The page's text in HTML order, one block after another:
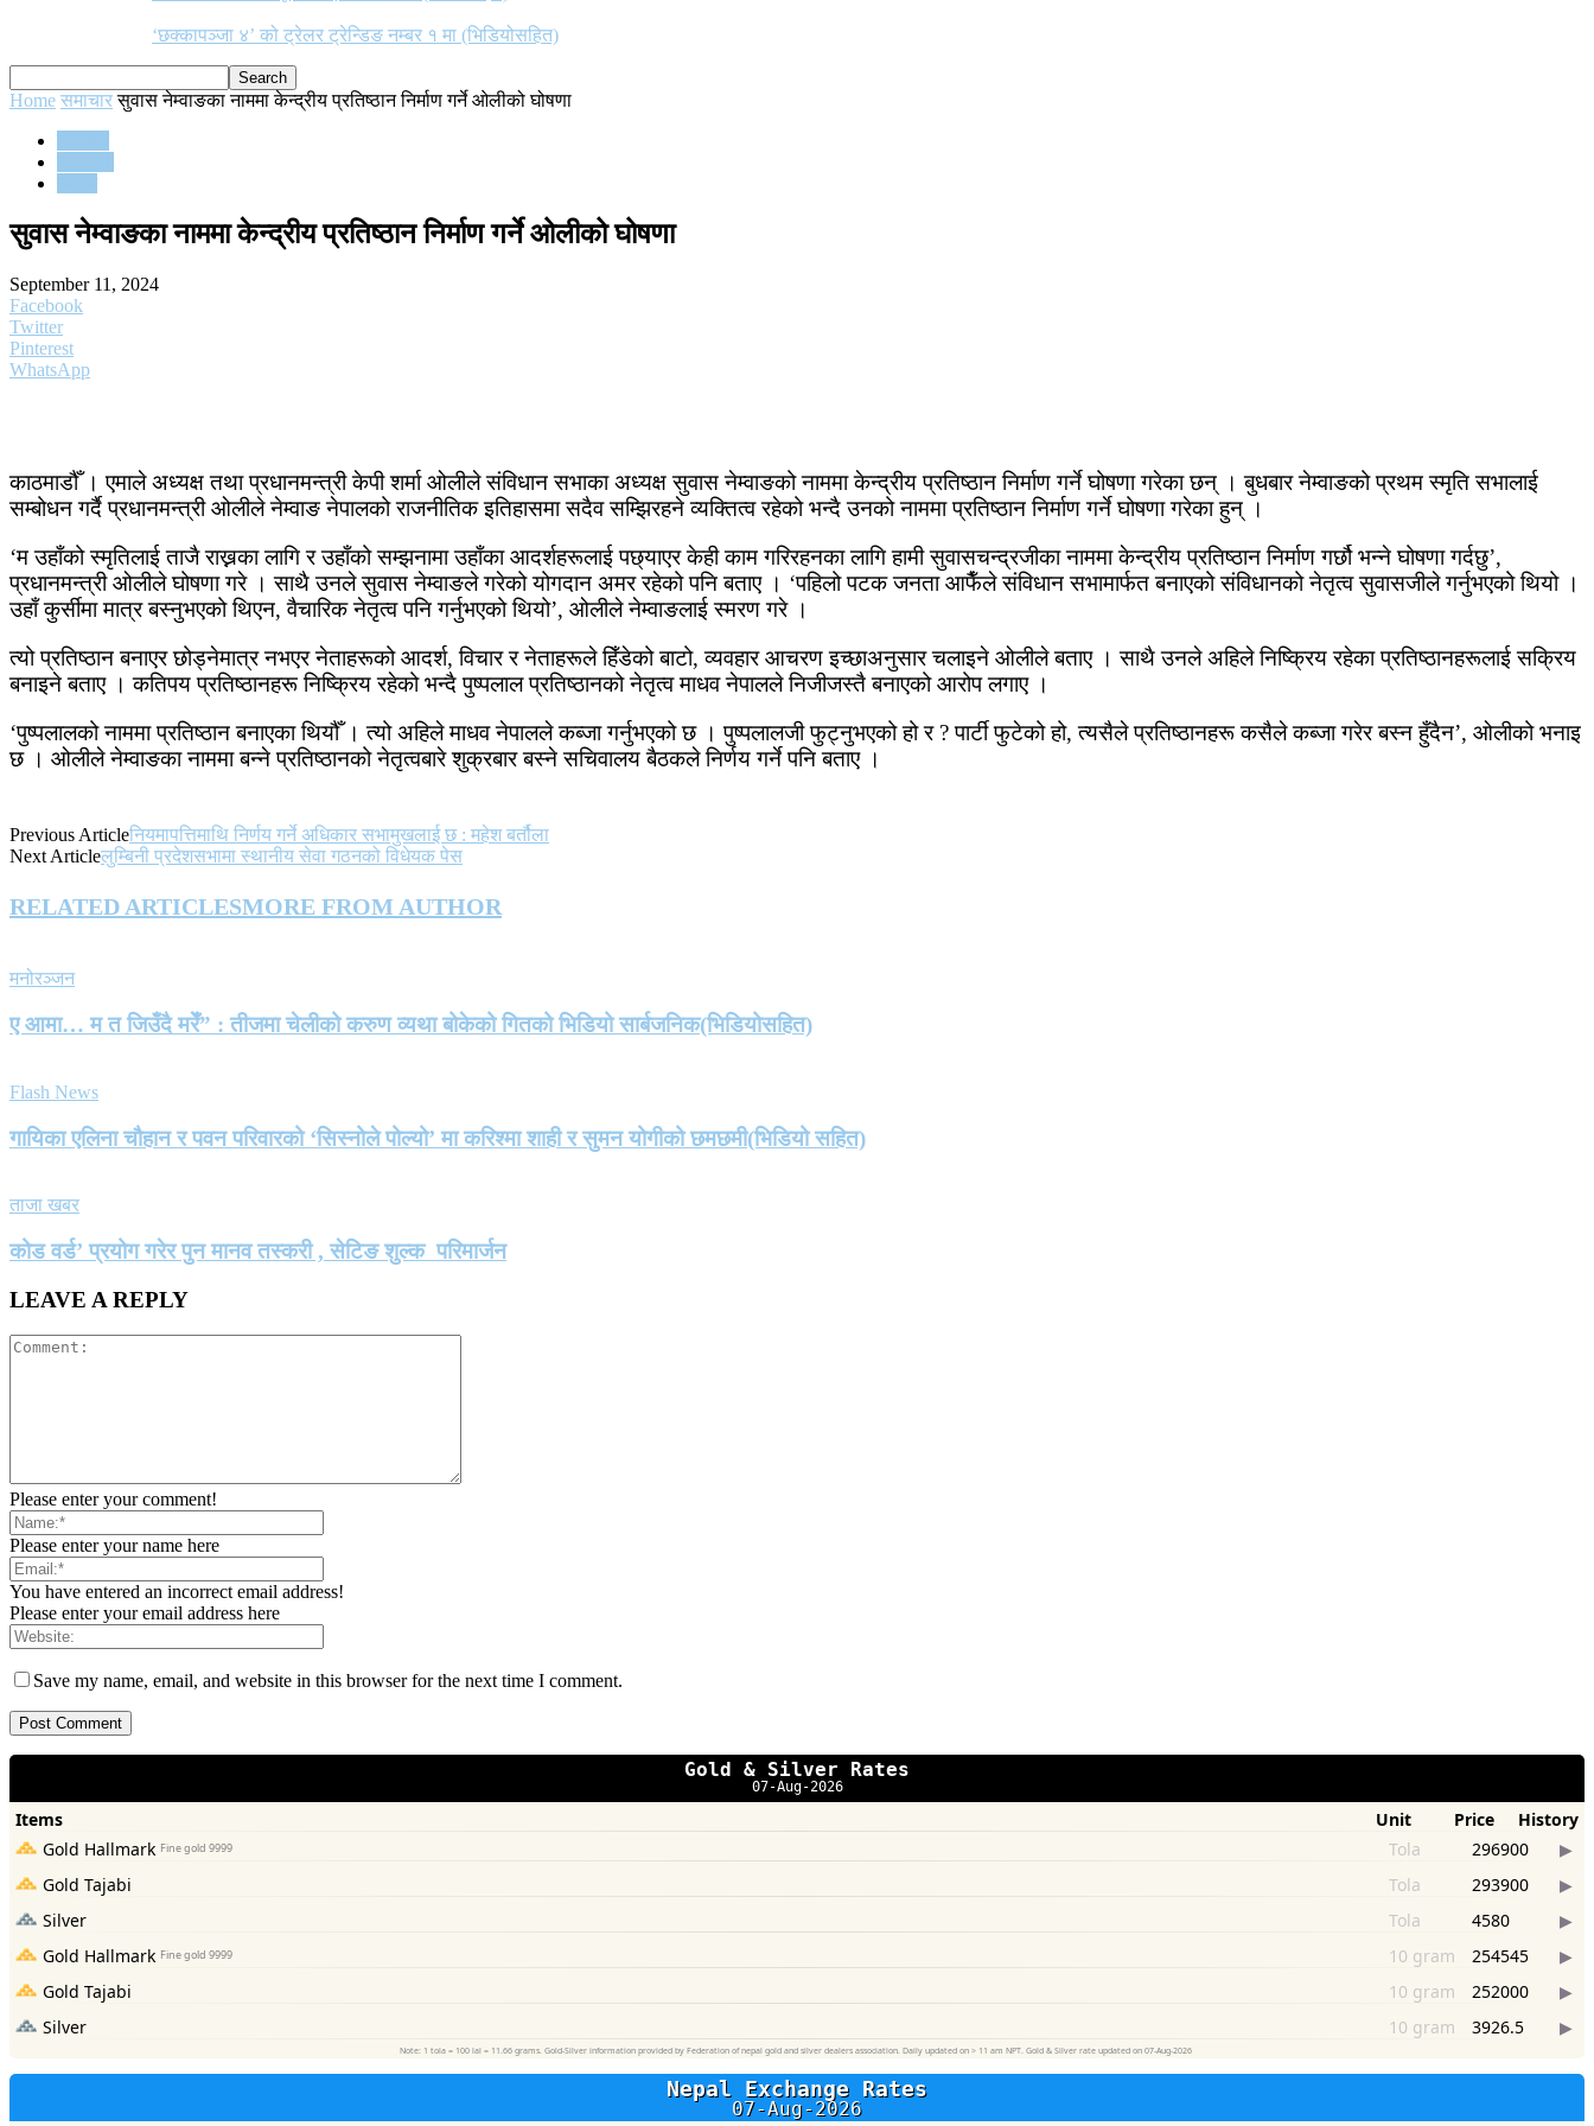
‘छक्कापञ्जा ४’ को ट्रेलर ट्रेन्डिङ नम्बर १ मा (भिडियोसहित)
Home समाचार सुवास नेम्वाङका नाममा केन्द्रीय प्रतिष्ठान निर्माण गर्ने ओलीको घोषणा
सुवास नेम्वाङका नाममा केन्द्रीय प्रतिष्ठान निर्माण गर्ने ओलीको घोषणा
September 11, 2024
Facebook
Twitter
Pinterest
WhatsApp
काठमाडौँ । एमाले अध्यक्ष तथा प्रधानमन्त्री केपी शर्मा ओलीले संविधान सभाका अध्यक्ष सुवास नेम्वाङको नाममा केन्द्रीय प्रतिष्ठान निर्माण गर्ने घोषणा गरेका छन् । बुधबार नेम्वाङको प्रथम स्मृति सभालाई
सम्बोधन गर्दै प्रधानमन्त्री ओलीले नेम्वाङ नेपालको राजनीतिक इतिहासमा सदैव सम्झिरहने व्यक्तित्व रहेको भन्दै उनको नाममा प्रतिष्ठान निर्माण गर्ने घोषणा गरेका हुन् ।
‘म उहाँको स्मृतिलाई ताजै राख्नका लागि र उहाँको सम्झनामा उहाँका आदर्शहरूलाई पछ्याएर केही काम गरिरहनका लागि हामी सुवासचन्द्रजीका नाममा केन्द्रीय प्रतिष्ठान निर्माण गर्छौ भन्ने घोषणा गर्दछु’,
प्रधानमन्त्री ओलीले घोषणा गरे । साथै उनले सुवास नेम्वाङले गरेको योगदान अमर रहेको पनि बताए । ‘पहिलो पटक जनता आफैँले संविधान सभामार्फत बनाएको संविधानको नेतृत्व सुवासजीले गर्नुभएको थियो ।
उहाँ कुर्सीमा मात्र बस्नुभएको थिएन, वैचारिक नेतृत्व पनि गर्नुभएको थियो’, ओलीले नेम्वाङलाई स्मरण गरे ।
त्यो प्रतिष्ठान बनाएर छोड्नेमात्र नभएर नेताहरूको आदर्श, विचार र नेताहरूले हिँडेको बाटो, व्यवहार आचरण इच्छाअनुसार चलाइने ओलीले बताए । साथै उनले अहिले निष्क्रिय रहेका प्रतिष्ठानहरूलाई सक्रिय
बनाइने बताए । कतिपय प्रतिष्ठानहरू निष्क्रिय रहेको भन्दै पुष्पलाल प्रतिष्ठानको नेतृत्व माधव नेपालले निजीजस्तै बनाएको आरोप लगाए ।
‘पुष्पलालको नाममा प्रतिष्ठान बनाएका थियौँ । त्यो अहिले माधव नेपालले कब्जा गर्नुभएको छ । पुष्पलालजी फुट्नुभएको हो र ? पार्टी फुटेको हो, त्यसैले प्रतिष्ठानहरू कसैले कब्जा गरेर बस्न हुँदैन’, ओलीको भनाइ
छ । ओलीले नेम्वाङका नाममा बन्ने प्रतिष्ठानको नेतृत्वबारे शुक्रबार बस्ने सचिवालय बैठकले निर्णय गर्ने पनि बताए ।
Previous Articleनियमापत्तिमाथि निर्णय गर्ने अधिकार सभामुखलाई छ : महेश बर्तौला
Next Articleलुम्बिनी प्रदेशसभामा स्थानीय सेवा गठनको विधेयक पेस
RELATED ARTICLESMORE FROM AUTHOR
मनोरञ्जन
ए आमा… म त जिउँदै मरेँ” : तीजमा चेलीको करुण व्यथा बोकेको गितको भिडियो सार्बजनिक(भिडियोसहित)
Flash News
गायिका एलिना चौहान र पवन परिवारको ‘सिस्नोले पोल्यो’ मा करिश्मा शाही र सुमन योगीको छमछमी(भिडियो सहित)
ताजा खबर
कोड वर्ड’ प्रयोग गरेर पुन मानव तस्करी , सेटिङ शुल्क परिमार्जन
LEAVE A REPLY
Please enter your comment!
Please enter your name here
You have entered an incorrect email address!
Please enter your email address here
Save my name, email, and website in this browser for the next time I comment.